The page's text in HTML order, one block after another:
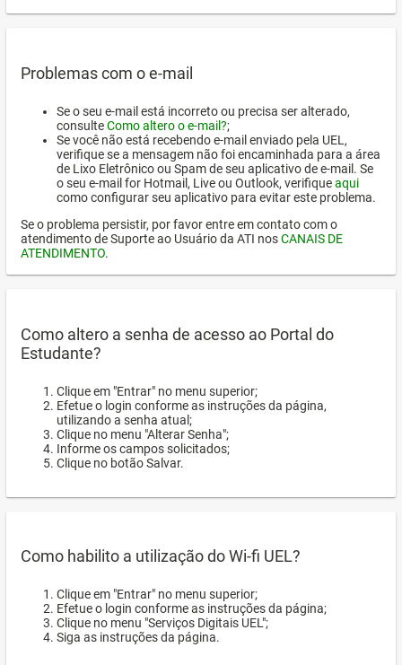
Problemas com o e-mail
Se o seu e-mail está incorreto ou precisa ser alterado,
consulteComo altero o e-mail?;
Se você não está recebendo e-mail enviado pela UEL,
verifique se a mensagem não foi encaminhada para a área
de Lixo Eletrônico ou Spam de seu aplicativo de e-mail. Se
o seu e-mail for Hotmail, Live ou Outlook, verifiqueaqui
como configurar seu aplicativo para evitar este problema.
Se o problema persistir, por favor entre em contato com o
atendimento de Suporte ao Usuário da ATI nosCANAIS DE
ATENDIMENTO.
Como altero a senha de acesso ao Portal do
Estudante?
Clique em "Entrar" no menu superior;
Efetue o login conforme as instruções da página,
utilizando a senha atual;
Clique no menu "Alterar Senha";
Informe os campos solicitados;
Clique no botão Salvar.
Como habilito a utilização do Wi-fi UEL?
Clique em "Entrar" no menu superior;
Efetue o login conforme as instruções da página;
Clique no menu "Serviços Digitais UEL";
Siga as instruções da página.